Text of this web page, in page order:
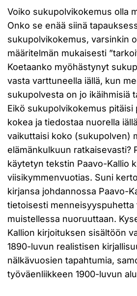
Voiko sukupolvikokemus olla
Onko se enää siinä
sukupolvikokemus, varsinkin
määritelmän mukaisesti
Koetaanko myöhästynyt
vasta varttuneella iällä, kun
sukupolvesta on jo ikäihmisiä
Eikö sukupolvikokemus pitäisi
kokea ja tiedostaa nuorella
vaikuttaisi koko (sukupolven)
elämänkulkuun ratkaisevasti?
käytetyn tekstin Paavo-Kallio
viisikymmenvuotias. Suni
kirjansa johdannossa Paavo-
tietoisesti menneisyyspuhetta
muistellessa nuoruuttaan.
Kallion kirjoituksen sisältöön
1890-luvun realistisen
nälkävuosien tapahtumia,
työväenliikkeen 1900-luvun